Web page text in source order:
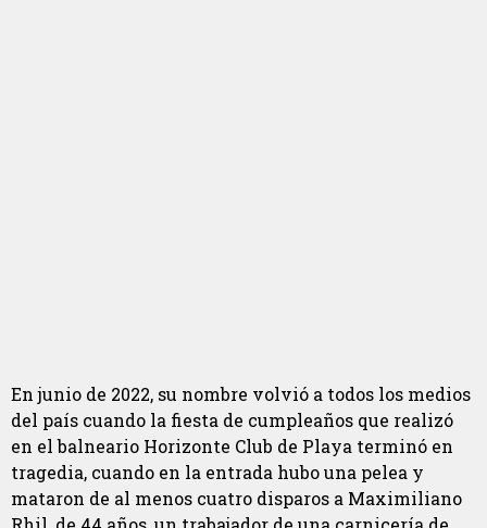
En junio de 2022, su nombre volvió a todos los medios
del país cuando la fiesta de cumpleaños que realizó
en el balneario Horizonte Club de Playa terminó en
tragedia, cuando en la entrada hubo una pelea y
mataron de al menos cuatro disparos a Maximiliano